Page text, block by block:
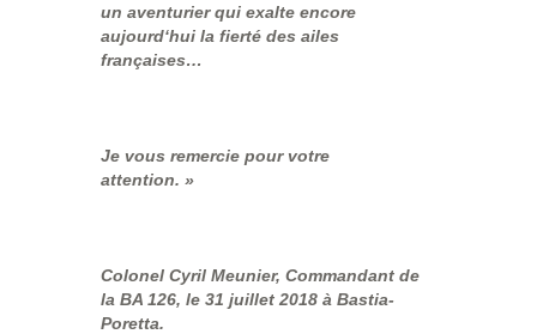
un aventurier qui exalte encore
aujourd‘hui la fierté des ailes
françaises…
Je vous remercie pour votre
attention. »
Colonel Cyril Meunier, Commandant de
la BA 126, le 31 juillet 2018 à Bastia-
Poretta.